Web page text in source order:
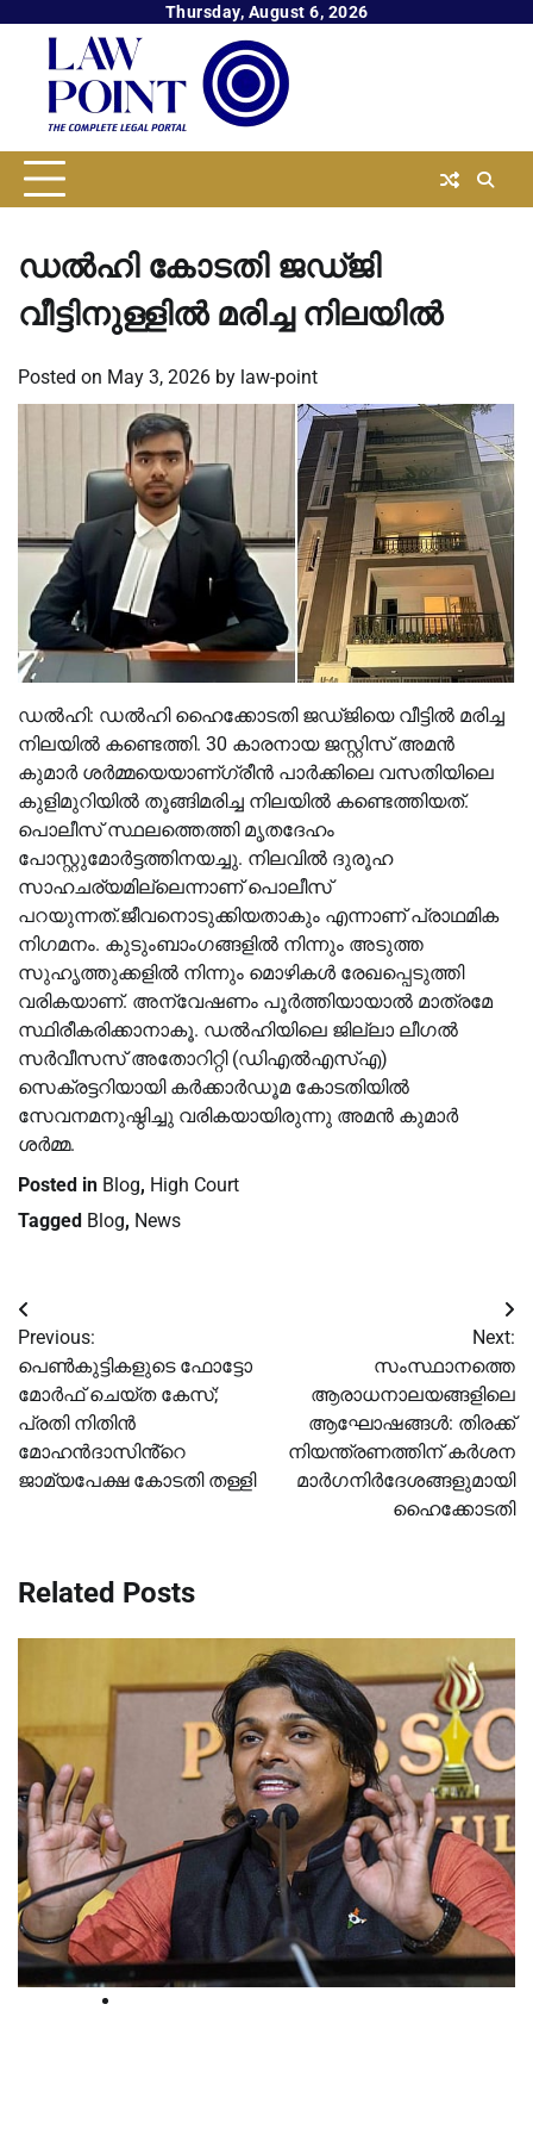
content
Thursday, August 6, 2026
ഡൽഹി കോടതി ജഡ്ജി
വീട്ടിനുള്ളിൽ മരിച്ച നിലയിൽ
Posted on May 3, 2026 by law-point
ഡൽഹി: ഡൽഹി ഹൈക്കോടതി ജഡ്ജിയെ വീട്ടിൽ മരിച്ച
നിലയിൽ കണ്ടെത്തി. 30 കാരനായ ജസ്റ്റിസ് അമൻ
കുമാർ ശർമ്മയെയാണ്ഗ്രീൻ പാർക്കിലെ വസതിയിലെ
കുളിമുറിയിൽ തൂങ്ങിമരിച്ച നിലയിൽ കണ്ടെത്തിയത്.
പൊലീസ് സ്ഥലത്തെത്തി മൃതദേഹം
പോസ്റ്റുമോർട്ടത്തിനയച്ചു. നിലവിൽ ദുരൂഹ
സാഹചര്യമില്ലെന്നാണ് പൊലീസ്
പറയുന്നത്.ജീവനൊടുക്കിയതാകും എന്നാണ് പ്രാഥമിക
നിഗമനം. കുടുംബാംഗങ്ങളിൽ നിന്നും അടുത്ത
സുഹൃത്തുക്കളിൽ നിന്നും മൊഴികൾ രേഖപ്പെടുത്തി
വരികയാണ്. അന്വേഷണം പൂർത്തിയായാൽ മാത്രമേ
സ്ഥിരീകരിക്കാനാകൂ. ഡൽഹിയിലെ ജില്ലാ ലീഗൽ
സർവീസസ് അതോറിറ്റി (ഡിഎൽഎസ്എ)
സെക്രട്ടറിയായി കർക്കാർഡൂമ കോടതിയിൽ
സേവനമനുഷ്ഠിച്ചു വരികയായിരുന്നു അമൻ കുമാർ
ശർമ്മ.
Posted in Blog, High Court
Tagged Blog, News
Post
navigation
Previous:
പെണ്‍കുട്ടികളുടെ ഫോട്ടോ
മോര്‍ഫ് ചെയ്ത കേസ്;
പ്രതി നിതിൻ
മോഹൻദാസിൻ്റെ
ജാമ്യപേക്ഷ കോടതി തള്ളി
Next:
സംസ്ഥാനത്തെ
ആരാധനാലയങ്ങളിലെ
ആഘോഷങ്ങൾ: തിരക്ക്
നിയന്ത്രണത്തിന് കർശന
മാർഗനിർദേശങ്ങളുമായി
ഹൈക്കോടതി
Related Posts